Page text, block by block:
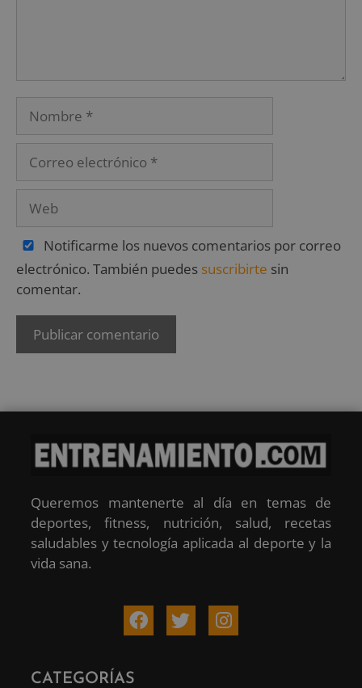
Notificarme los nuevos comentarios por correo
electrónico. También puedes suscribirte sin
comentar.
Queremos mantenerte al día en temas de
deportes, fitness, nutrición, salud, recetas
saludables y tecnología aplicada al deporte y la
vida sana.
CATEGORÍAS